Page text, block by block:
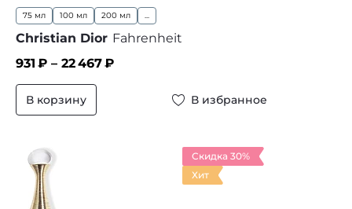
75 мл 100 мл 200 мл ...
Christian Dior Fahrenheit
931 ₽ – 22 467₽
В корзину В избранное
Скидка 30%
Хит